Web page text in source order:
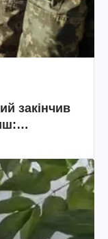
закінчив